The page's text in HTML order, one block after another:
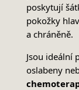
poskytují
pokožky
a chráněně.
Jsou ideální
oslabeny